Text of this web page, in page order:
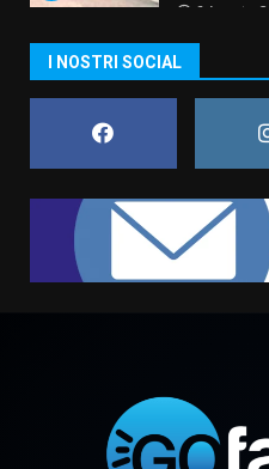
6 Agosto
assoluta
6 Agosto
1
Banda”
7 Agosto
I NOSTRI SOCIAL